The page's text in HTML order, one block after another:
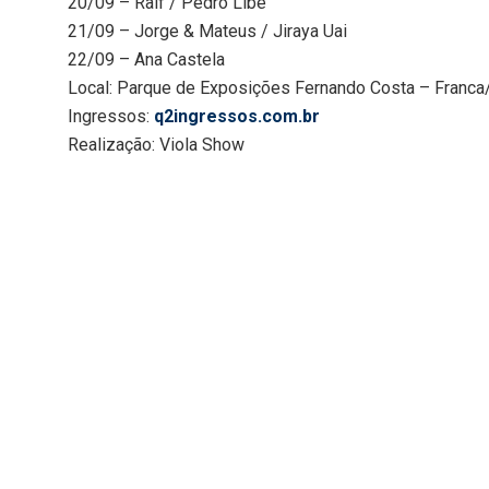
21/09 – Jorge & Mateus / Jiraya Uai
22/09 – Ana Castela
Local: Parque de Exposições Fernando Costa –
Ingressos: q2ingressos.com.br
Realização: Viola Show